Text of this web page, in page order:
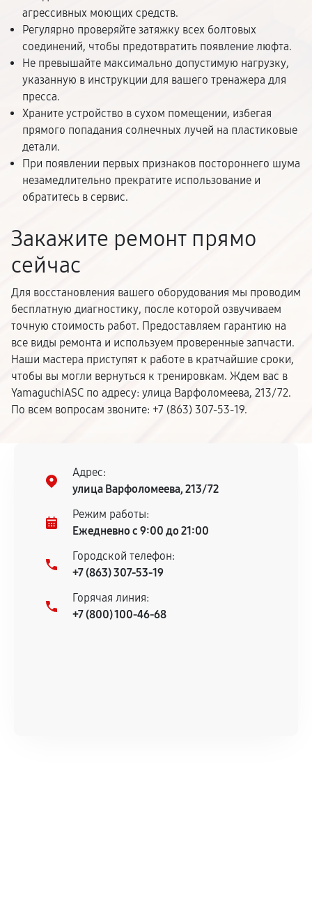
агрессивных моющих средств.
Регулярно проверяйте затяжку всех болтовых
соединений, чтобы предотвратить появление люфта.
Не превышайте максимально допустимую нагрузку,
указанную в инструкции для вашего тренажера для
пресса.
Храните устройство в сухом помещении, избегая
прямого попадания солнечных лучей на пластиковые
детали.
При появлении первых признаков постороннего шума
незамедлительно прекратите использование и
обратитесь в сервис.
Закажите ремонт прямо
сейчас
Для восстановления вашего оборудования мы проводим
бесплатную диагностику, после которой озвучиваем
точную стоимость работ. Предоставляем гарантию на
все виды ремонта и используем проверенные запчасти.
Наши мастера приступят к работе в кратчайшие сроки,
чтобы вы могли вернуться к тренировкам. Ждем вас в
YamaguchiASC по адресу: улица Варфоломеева, 213/72.
По всем вопросам звоните: +7 (863) 307-53-19.
Адрес:
улица Варфоломеева, 213/72
Режим работы:
Ежедневно с 9:00 до 21:00
Городской телефон:
+7 (863) 307-53-19
Горячая линия:
+7 (800) 100-46-68